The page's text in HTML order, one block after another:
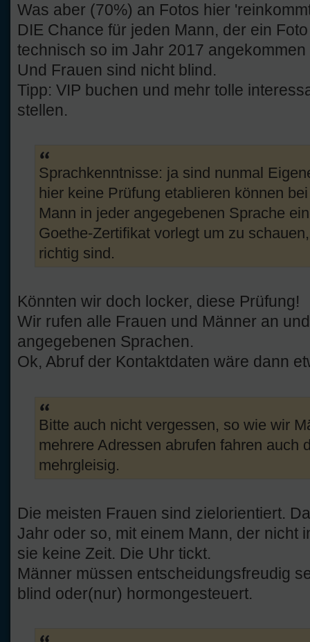
Was aber (70%) an Fotos hier
DIE Chance für jeden Mann, der ein
technisch so im Jahr 2017 angekommen
Und Frauen sind nicht blind.
Tipp: VIP buchen und mehr tolle
stellen.
Sprachkenntnisse: ja sind nunmal
hier keine Prüfung etablieren können
Mann in jeder angegebenen Sprache
Goethe-Zertifikat vorlegt um zu
richtig sind.
Könnten wir doch locker, diese Prüfung!
Wir rufen alle Frauen und Männer an
angegebenen Sprachen.
Ok, Abruf der Kontaktdaten wäre dann
Bitte auch nicht vergessen, so wie wir
mehrere Adressen abrufen fahren auch
mehrgleisig.
Die meisten Frauen sind zielorientiert.
Jahr oder so, mit einem Mann, der nicht
sie keine Zeit. Die Uhr tickt.
Männer müssen entscheidungsfreudig
blind oder(nur) hormongesteuert.